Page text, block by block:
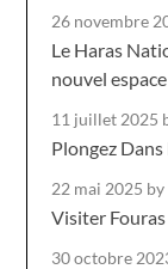
26 novembre
Le Haras
nouvel
11 juillet 2025
Plongez
22 mai 2025
Visiter
30 octobre